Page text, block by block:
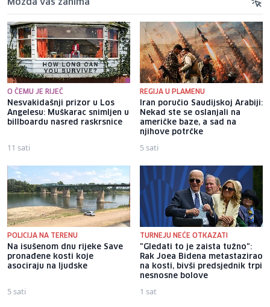
Možda vas zanima
O ČEMU JE RIJEČ
Nesvakidašnji prizor u Los
Angelesu: Muškarac snimljen u
billboardu nasred raskrsnice
11 sati
REGIJA U PLAMENU
Iran poručio Saudijskoj Arabiji:
Nekad ste se oslanjali na
američke baze, a sad na
njihove potrčke
5 sati
POLICIJA NA TERENU
Na isušenom dnu rijeke Save
pronađene kosti koje
asociraju na ljudske
5 sati
TURNEJU NEĆE OTKAZATI
"Gledati to je zaista tužno":
Rak Joea Bidena metastazirao
na kosti, bivši predsjednik trpi
nesnosne bolove
1 sat